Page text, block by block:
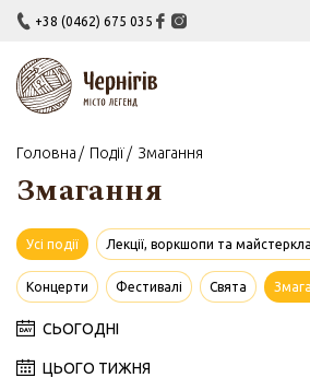
+38 (0462) 675 035
Головна Події Змагання
Змагання
Усі події Лекції, воркшопи та
Концерти Фестивалі Свята
СЬОГОДНІ
ЦЬОГО ТИЖНЯ